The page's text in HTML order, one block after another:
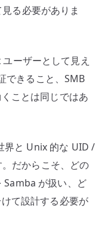
る必要がありま
ーザーとして見え
できること、SMB
ことは同じではあ
界と Unix 的な UID /
だからこそ、どの
Samba が扱い、ど
て設計する必要が